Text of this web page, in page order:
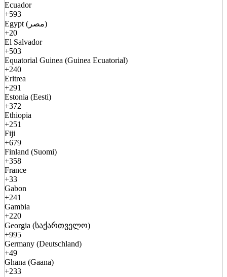
Ecuador
+593
Egypt (مصر)
+20
El Salvador
+503
Equatorial Guinea (Guinea Ecuatorial)
+240
Eritrea
+291
Estonia (Eesti)
+372
Ethiopia
+251
Fiji
+679
Finland (Suomi)
+358
France
+33
Gabon
+241
Gambia
+220
Georgia (საქართველო)
+995
Germany (Deutschland)
+49
Ghana (Gaana)
+233